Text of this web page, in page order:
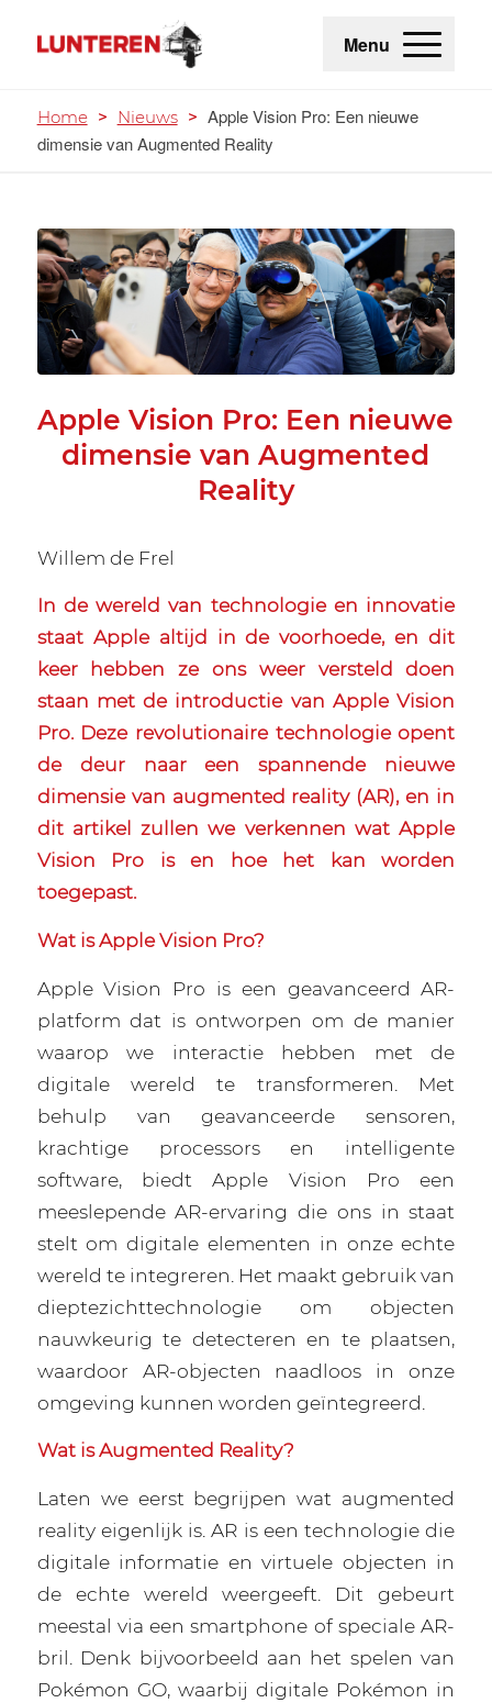
Menu
Home > Nieuws > Apple Vision Pro: Een nieuwe
dimensie van Augmented Reality
Apple Vision Pro: Een nieuwe
dimensie van Augmented
Reality
Willem de Frel
In de wereld van technologie en innovatie
staat Apple altijd in de voorhoede, en dit
keer hebben ze ons weer versteld doen
staan met de introductie van Apple Vision
Pro. Deze revolutionaire technologie opent
de deur naar een spannende nieuwe
dimensie van augmented reality (AR), en in
dit artikel zullen we verkennen wat Apple
Vision Pro is en hoe het kan worden
toegepast.
Wat is Apple Vision Pro?
Apple Vision Pro is een geavanceerd AR-
platform dat is ontworpen om de manier
waarop we interactie hebben met de
digitale wereld te transformeren. Met
behulp van geavanceerde sensoren,
krachtige processors en intelligente
software, biedt Apple Vision Pro een
meeslepende AR-ervaring die ons in staat
stelt om digitale elementen in onze echte
wereld te integreren. Het maakt gebruik van
dieptezichttechnologie om objecten
nauwkeurig te detecteren en te plaatsen,
waardoor AR-objecten naadloos in onze
omgeving kunnen worden geïntegreerd.
Wat is Augmented Reality?
Laten we eerst begrijpen wat augmented
reality eigenlijk is. AR is een technologie die
digitale informatie en virtuele objecten in
de echte wereld weergeeft. Dit gebeurt
meestal via een smartphone of speciale AR-
bril. Denk bijvoorbeeld aan het spelen van
Pokémon GO, waarbij digitale Pokémon in